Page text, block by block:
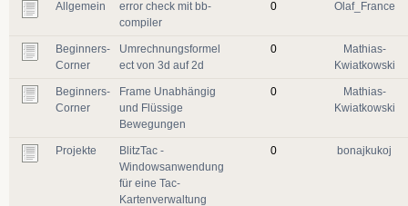
Allgemein
error check mit bb-
compiler
0 Olaf_France
Beginners-
Corner
Umrechnungsformel
ect von 3d auf 2d
0
Mathias-
Kwiatkowski
Beginners-
Corner
Frame Unabhängig
und Flüssige
Bewegungen
0
Mathias-
Kwiatkowski
Projekte
BlitzTac -
Windowsanwendung
für eine Tac-
Kartenverwaltung
0 bonajkukoj